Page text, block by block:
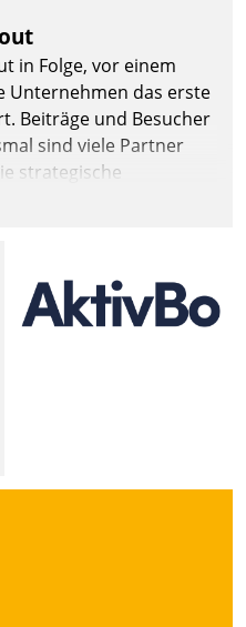
in Folge, vor einem
Unternehmen das erste
Beiträge und Besucher
sind viele Partner
strategische